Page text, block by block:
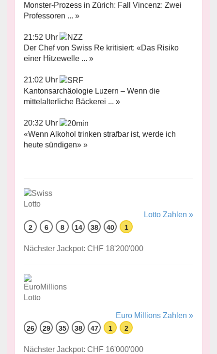
Monster-Prozess in Zürich: Fall Vincenz: Zwei
Professoren ... »
21:52 Uhr
Der Chef von Swiss Re kritisiert: «Das Risiko
einer Hitzewelle ... »
21:02 Uhr
Kantonsarchäologie Luzern – Wenn die
mittelalterliche Bäckerei ... »
20:32 Uhr
«Wenn Alkohol trinken strafbar ist, werde ich
heute sündigen» »
Lotto Zahlen »
2 6 8 14 38 40 1
Nächster Jackpot: CHF 18'200'000
Euro Millions Zahlen »
26 29 35 38 47 1 2
Nächster Jackpot: CHF 16'000'000